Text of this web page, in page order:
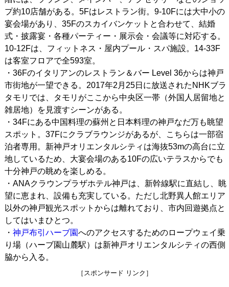
プ約10店舗がある。5Fはレストラン街。9-10Fには大中小の
宴会場があり、35Fのスカイバンケットと合わせて、結婚
式・披露宴・各種パーティー・展示会・会議等に対応する。
10-12Fは、フィットネス・屋内プール・スパ施設。14-33F
は客室フロアで全593室。
・36Fのイタリアンのレストラン＆バー Level 36からは神戸
市街地が一望できる。2017年2月25日に放送されたNHKブラ
タモリでは、タモリがここから中央区一帯（外国人居留地と
雑居地）を見渡すシーンがある。
・34Fにある中国料理の蘇州と日本料理の神戸なだ万も眺望
スポット。37Fにクラブラウンジがあるが、こちらは一部宿
泊者専用。新神戸オリエンタルシティは海抜53mの高台に立
地しているため、大宴会場のある10Fの広いテラスからでも
十分神戸の眺めを楽しめる。
・ANAクラウンプラザホテル神戸は、新幹線駅に直結し、眺
望に恵まれ、設備も充実している。ただし北野異人館エリア
以外の神戸観光スポットからは離れており、市内回遊拠点と
してはいまひとつ。
・ 神戸布引ハーブ園へのアクセスするためのロープウェイ乗
り場（ハーブ園山麓駅）は新神戸オリエンタルシティの西側
脇から入る。
［スポンサード リンク］